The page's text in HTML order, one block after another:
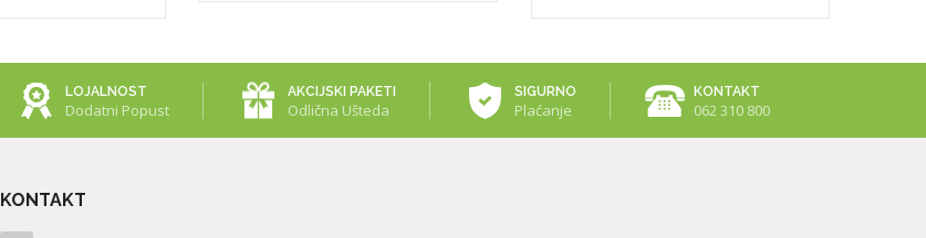
LOJALNOST
Dodatni Popust
AKCIJSKI PAKETI
Odlična Ušteda
SIGURNO
Plaćanje
KONTAKT
062 310 800
KONTAKT